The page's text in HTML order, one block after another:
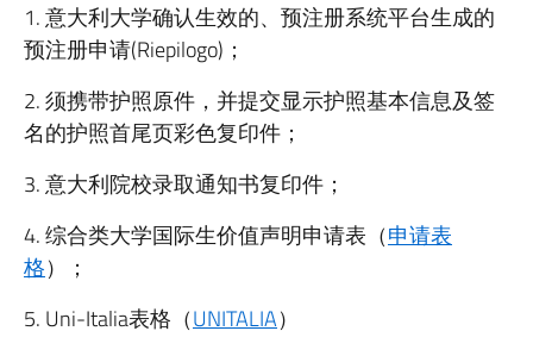
1. 意大利大学确认生效的、预注册系统平台生成的
预注册申请(Riepilogo)；
2. 须携带护照原件，并提交显示护照基本信息及签
名的护照首尾页彩色复印件；
3. 意大利院校录取通知书复印件；
4. 综合类大学国际生价值声明申请表（申请表
格）；
5. Uni-Italia表格（UNITALIA）